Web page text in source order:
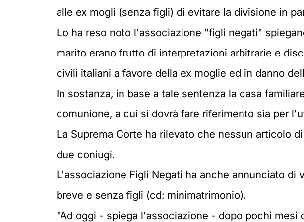
alle ex mogli (senza figli) di evitare la divisione in
Lo ha reso noto l'associazione "figli negati"
marito erano frutto di interpretazioni arbitrarie e
civili italiani a favore della ex moglie ed in danno
In sostanza, in base a tale sentenza la casa
comunione, a cui si dovrà fare riferimento sia per
La Suprema Corte ha rilevato che nessun articolo
due coniugi.
L'associazione Figli Negati ha anche annunciato di
breve e senza figli (cd: minimatrimonio).
"Ad oggi - spiega l'associazione - dopo pochi